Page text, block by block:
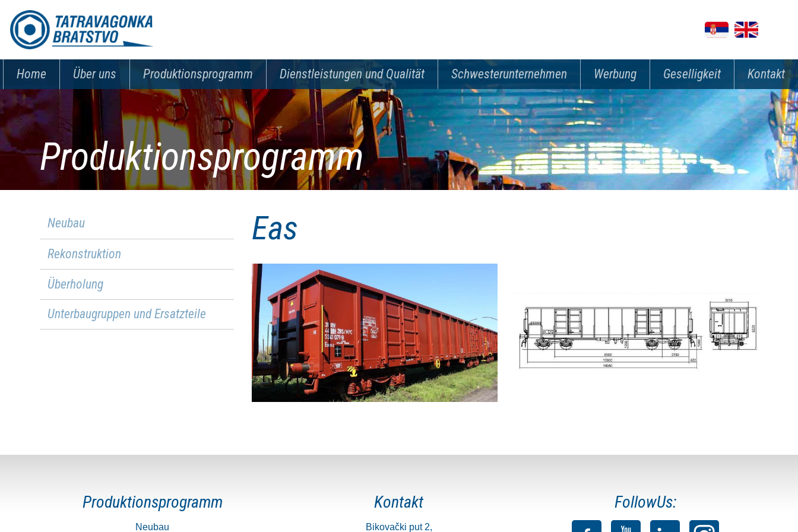
Home Über uns Produktionsprogramm Dienstleistungen und Qualität Schwesterunternehmen Werbung Geselligkeit Kontakt
Produktionsprogramm
Neubau
Rekonstruktion
Überholung
Unterbaugruppen und Ersatzteile
Eas
Produktionsprogramm
Neubau
Kontakt
Bikovački put 2,
FollowUs: